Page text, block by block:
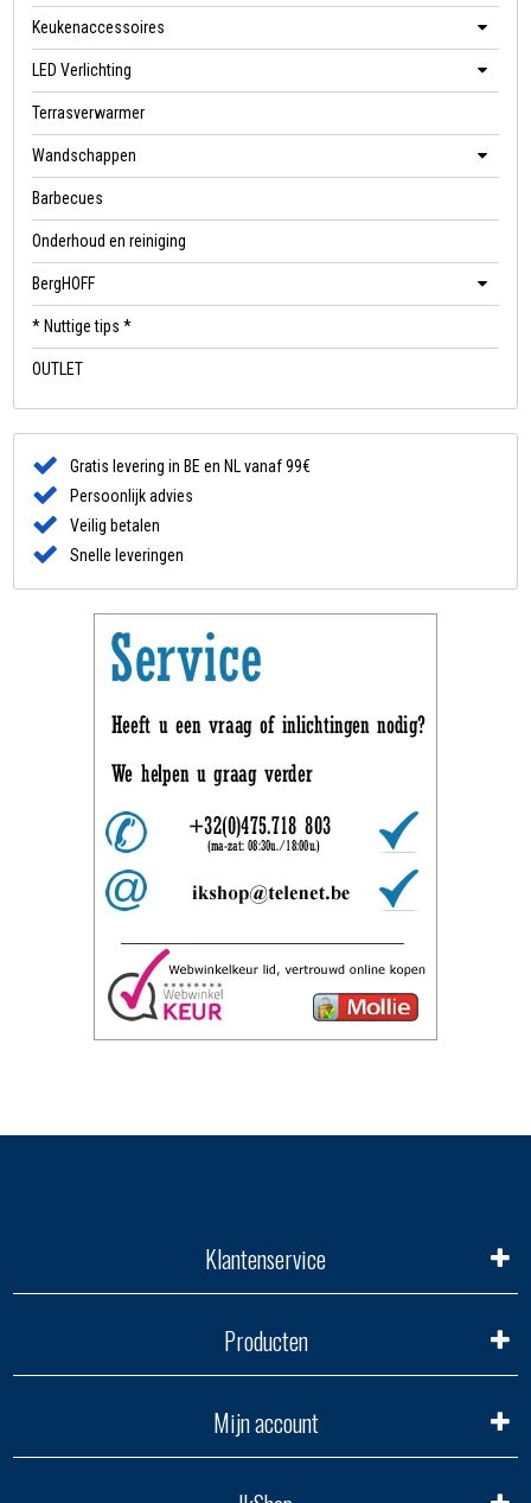
Keukenaccessoires
LED Verlichting
Terrasverwarmer
Wandschappen
Barbecues
Onderhoud en reiniging
BergHOFF
* Nuttige tips *
OUTLET
Gratis levering in BE en NL vanaf 99€
Persoonlijk advies
Veilig betalen
Snelle leveringen
Klantenservice
Producten
Mijn account